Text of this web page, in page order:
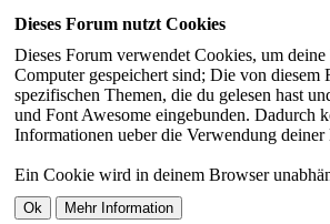
Dieses Forum nutzt Cookies
Dieses Forum verwendet Cookies, um
Computer gespeichert sind; Die von diesem
spezifischen Themen, die du gelesen hast
und Font Awesome eingebunden. Dadurch
Informationen ueber die Verwendung
Ein Cookie wird in deinem Browser